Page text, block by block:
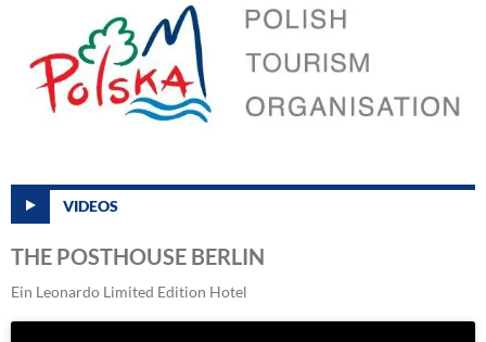
VIDEOS
THE POSTHOUSE BERLIN
Ein Leonardo Limited Edition Hotel